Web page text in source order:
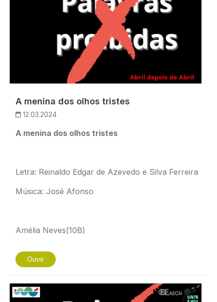
A menina dos olhos tristes
12.03.2024
A menina dos olhos tristes
Letra: Reinaldo Edgar de Azevedo e Silva Ferreira
Música: José Afonso
Amélia Neves(10B)
Ouvir
Imagem